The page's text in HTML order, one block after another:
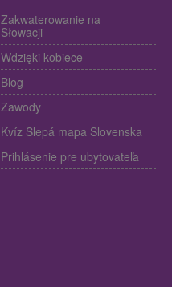
Zakwaterowanie na
Słowacji
Wdzięki kobiece
Blog
Zawody
Kvíz Slepá mapa Slovenska
Prihlásenie pre ubytovateľa